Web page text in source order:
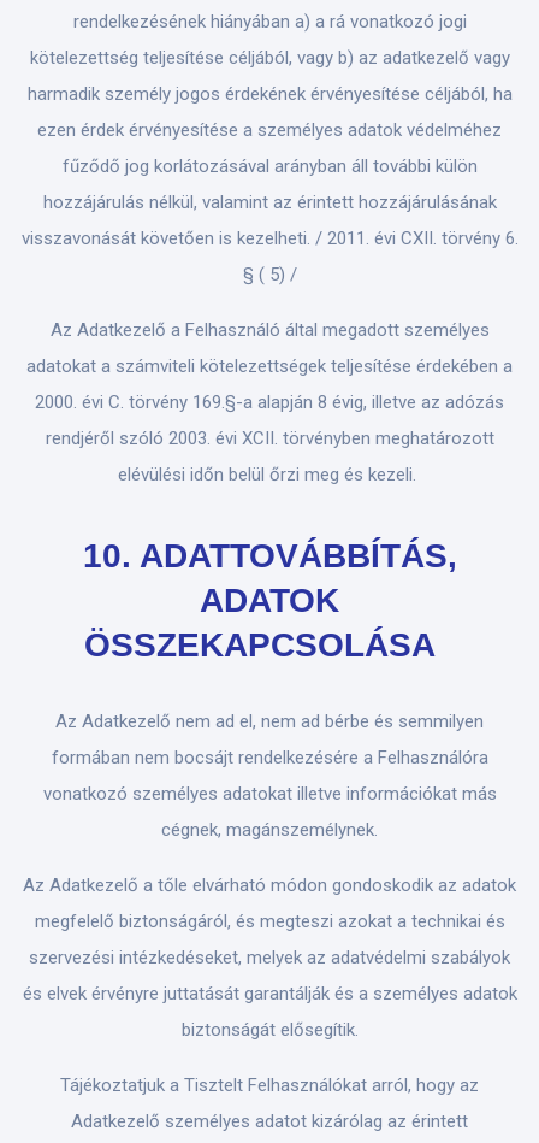
rendelkezésének hiányában a) a rá vonatkozó jogi
kötelezettség teljesítése céljából, vagy b) az adatkezelő vagy
harmadik személy jogos érdekének érvényesítése céljából, ha
ezen érdek érvényesítése a személyes adatok védelméhez
fűződő jog korlátozásával arányban áll további külön
hozzájárulás nélkül, valamint az érintett hozzájárulásának
visszavonását követően is kezelheti. / 2011. évi CXII. törvény 6.
§ ( 5) /
Az Adatkezelő a Felhasználó által megadott személyes
adatokat a számviteli kötelezettségek teljesítése érdekében a
2000. évi C. törvény 169.§-a alapján 8 évig, illetve az adózás
rendjéről szóló 2003. évi XCII. törvényben meghatározott
elévülési időn belül őrzi meg és kezeli.
10. ADATTOVÁBBÍTÁS,
ADATOK
ÖSSZEKAPCSOLÁSA
Az Adatkezelő nem ad el, nem ad bérbe és semmilyen
formában nem bocsájt rendelkezésére a Felhasználóra
vonatkozó személyes adatokat illetve információkat más
cégnek, magánszemélynek.
Az Adatkezelő a tőle elvárható módon gondoskodik az adatok
megfelelő biztonságáról, és megteszi azokat a technikai és
szervezési intézkedéseket, melyek az adatvédelmi szabályok
és elvek érvényre juttatását garantálják és a személyes adatok
biztonságát elősegítik.
Tájékoztatjuk a Tisztelt Felhasználókat arról, hogy az
Adatkezelő személyes adatot kizárólag az érintett